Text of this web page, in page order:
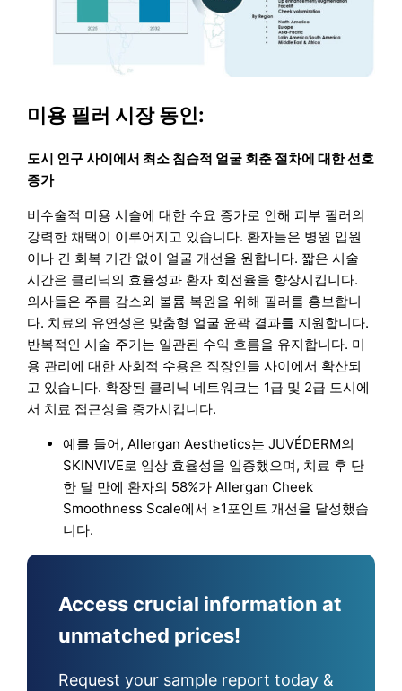
미용 필러 시장 동인:
도시 인구 사이에서 최소 침습적 얼굴 회춘 절차에 대한 선호
증가
비수술적 미용 시술에 대한 수요 증가로 인해 피부 필러의
강력한 채택이 이루어지고 있습니다. 환자들은 병원 입원
이나 긴 회복 기간 없이 얼굴 개선을 원합니다. 짧은 시술
시간은 클리닉의 효율성과 환자 회전율을 향상시킵니다.
의사들은 주름 감소와 볼륨 복원을 위해 필러를 홍보합니
다. 치료의 유연성은 맞춤형 얼굴 윤곽 결과를 지원합니다.
반복적인 시술 주기는 일관된 수익 흐름을 유지합니다. 미
용 관리에 대한 사회적 수용은 직장인들 사이에서 확산되
고 있습니다. 확장된 클리닉 네트워크는 1급 및 2급 도시에
서 치료 접근성을 증가시킵니다.
예를 들어, Allergan Aesthetics는 JUVÉDERM의
SKINVIVE로 임상 효율성을 입증했으며, 치료 후 단
한 달 만에 환자의 58%가 Allergan Cheek
Smoothness Scale에서 ≥1포인트 개선을 달성했습
니다.
Access crucial information at
unmatched prices!
Request your sample report today &